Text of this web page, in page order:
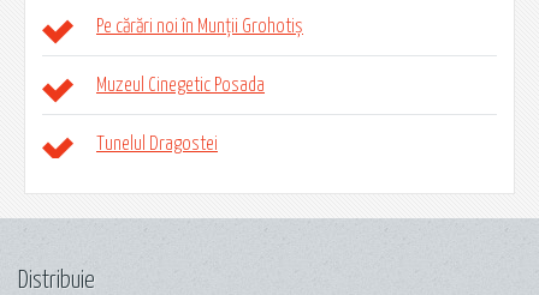
Pe cărări noi în Munții Grohotiș
Muzeul Cinegetic Posada
Tunelul Dragostei
Distribuie